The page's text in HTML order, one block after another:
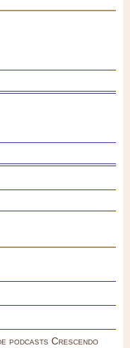
podcasts Crescendo